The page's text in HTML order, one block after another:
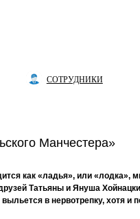
СОТРУДНИКИ
Манчестера»
как «ладья», или «лодка»,
Татьяны и Януша
в нервотрепку, хотя и